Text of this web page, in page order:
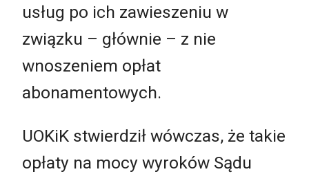
usług po ich zawieszeniu w
związku – głównie – z nie
wnoszeniem opłat
abonamentowych.
UOKiK stwierdził wówczas, że takie
opłaty na mocy wyroków Sądu